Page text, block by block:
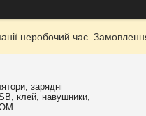
неробочий час.
зарядні
клей, навушники,